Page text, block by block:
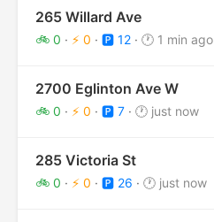
265 Willard Ave
🚲 0 · ⚡ 0 · 🅿️ 12 · 🕐 1 min ago
2700 Eglinton Ave W
🚲 0 · ⚡ 0 · 🅿️ 7 · 🕐 just now
285 Victoria St
🚲 0 · ⚡ 0 · 🅿️ 26 · 🕐 just now